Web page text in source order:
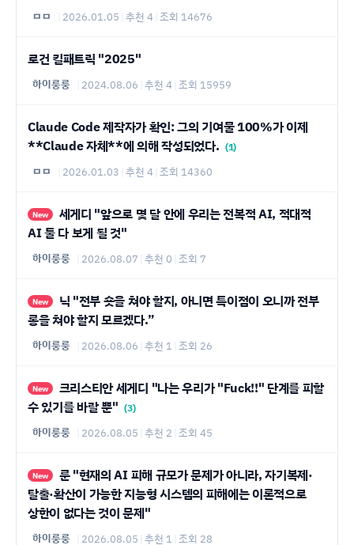
ㅁㅁ 2026.01.05 추천 4 조회 14676
로건 킬패트릭 "2025"
하이룽룽 2024.08.06 추천 4 조회 15959
Claude Code 제작자가 확인: 그의 기여물 100%가 이제
**Claude 자체**에 의해 작성되었다. (1)
ㅁㅁ 2026.01.03 추천 4 조회 14360
New
AI 둘 다 보게 될 것"
하이룽룽 2026.08.07 추천 0 조회 7
New
롱을 쳐야 할지 모르겠다.”
하이룽룽 2026.08.06 추천 1 조회 26
New
수 있기를 바랄 뿐" (3)
하이룽룽 2026.08.05 추천 2 조회 45
New
탈출·확산이 가능한 지능형 시스템의 피해에는 이론적으로
상한이 없다는 것이 문제"
하이룽룽 2026.08.05 추천 1 조회 28